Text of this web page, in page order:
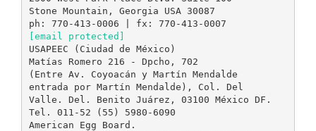
[email protected]
USAPEEC (Ciudad de México)
Matías Romero 216 - Dpcho, 702
(Entre Av. Coyoacán y Martín Mendalde
entrada por Martín Mendalde), Col. Del
Valle. Del. Benito Juárez, 03100 México DF.
Tel. 011-52 (55) 5980-6090
American Egg Board.